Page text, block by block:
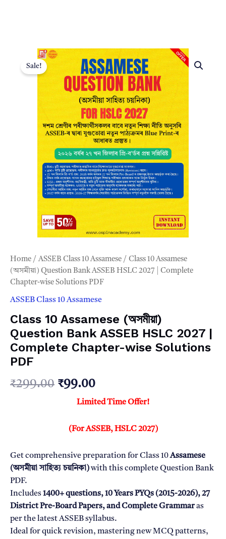
Sale!
Home /ASSEB Class 10 Assamese / Class 10 Assamese
(অসমীয়া) Question Bank ASSEB HSLC 2027 | Complete
Chapter-wise Solutions PDF
ASSEB Class 10 Assamese
Class 10 Assamese (অসমীয়া)
Question Bank ASSEB HSLC 2027 |
Complete Chapter-wise Solutions
PDF
₹299.00 Original
price
was:
₹99.00Current
price
Limited Time Offer!
(For ASSEB, HSLC 2027)
Get comprehensive preparation for Class 10Assamese
(অসমীয়া সাহিত্য চয়নিকা)with this complete Question Bank
PDF.
Includes1400+ questions, 10 Years PYQs (2015-2026), 27
District Pre-Board Papers, and Complete Grammaras
per the latest ASSEB syllabus.
Ideal for quick revision, mastering new MCQ patterns,